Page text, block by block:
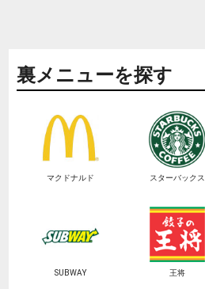
裏メニューを探す
マクドナルド スターバックス
SUBWAY 王将